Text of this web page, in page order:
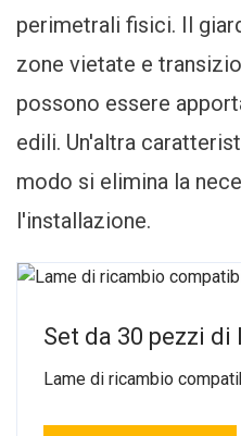
perimetrali fisici. Il
zone vietate e
possono essere
edili. Un'altra
modo si elimina la
l'installazione.
Set da 30 pezzi
Lame di ricambio